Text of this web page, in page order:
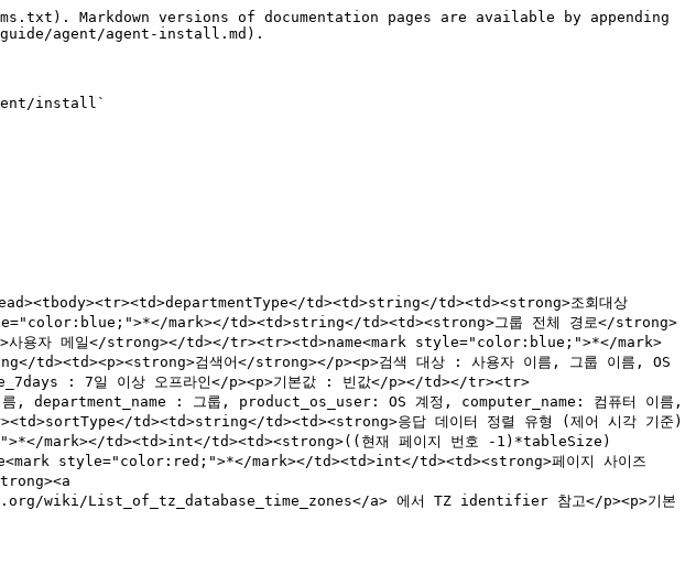
Markdown versions of documentation pages are available by appending
agent/agent-install.md).
install`
td><td>string</td><td><strong>조회대상
mark></td><td>string</td><td><strong>그룹 전체 경로</strong>
자 메일</strong></td></tr><tr><td>name<mark style="color:blue;">*</mark>
검색어</strong></p><p>검색 대상 : 사용자 이름, 그룹 이름, OS
: 7일 이상 오프라인</p><p>기본값 : 빈값</p></td></tr><tr>
department_name : 그룹, product_os_user: OS 계정, computer_name: 컴퓨터 이름,
td><td>string</td><td><strong>응답 데이터 정렬 유형 (제어 시각 기준)
mark></td><td>int</td><td><strong>((현재 페이지 번호 -1)*tableSize)
style="color:red;">*</mark></td><td>int</td><td><strong>페이지 사이즈
List_of_tz_database_time_zones</a> 에서 TZ identifier 참고</p><p>기본